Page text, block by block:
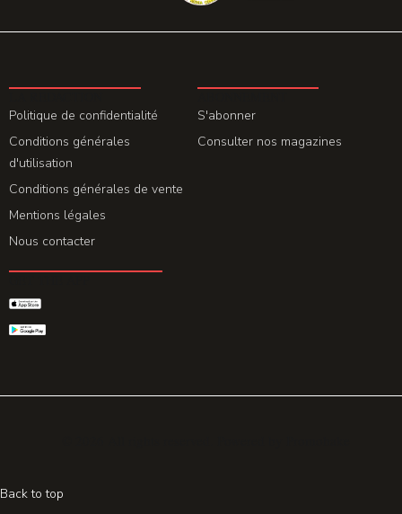
Politique de confidentialité
Conditions générales
d'utilisation
Conditions générales de vente
Mentions légales
Nous contacter
S'abonner
Consulter nos magazines
Back to top